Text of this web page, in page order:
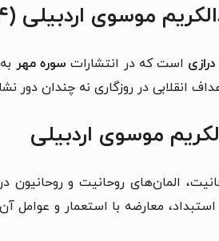
اردبیلی (۱۳۰۴-۱۳۹۵)
است که در انتشارات سوره مهر
انقلابی در روزگاری نه چندان دور
موسوی اردبیلی
المان‌های روحانیت و
معارضه با استعمار و